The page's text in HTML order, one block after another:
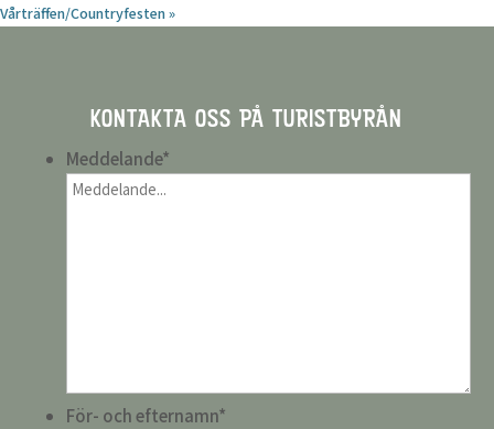
Vårträffen/Countryfesten»
KONTAKTA OSS PÅ TURISTBYRÅN
Meddelande*
För- och efternamn*